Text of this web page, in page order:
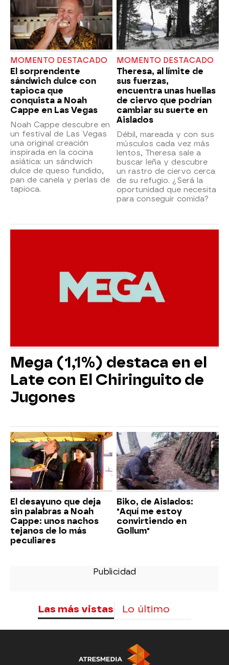
MOMENTO DESTACADO
El sorprendente
sándwich dulce con
tapioca que
conquista a Noah
Cappe en Las Vegas
Noah Cappe descubre en
un festival de Las Vegas
una original creación
inspirada en la cocina
asiática: un sándwich
dulce de queso fundido,
pan de canela y perlas de
tapioca.
MOMENTO DESTACADO
Theresa, al límite de
sus fuerzas,
encuentra unas huellas
de ciervo que podrían
cambiar su suerte en
Aislados
Débil, mareada y con sus
músculos cada vez más
lentos, Theresa sale a
buscar leña y descubre
un rastro de ciervo cerca
de su refugio. ¿Será la
oportunidad que necesita
para conseguir comida?
Mega (1,1%) destaca en el
Late con El Chiringuito de
Jugones
El desayuno que deja
sin palabras a Noah
Cappe: unos nachos
tejanos de lo más
peculiares
Biko, de Aislados:
"Aquí me estoy
convirtiendo en
Gollum"
Las más vistas Lo último